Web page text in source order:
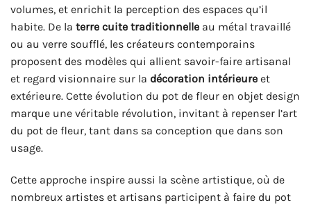
volumes, et enrichit la perception des espaces qu’il
habite. De la terre cuite traditionnelle au métal travaillé
ou au verre soufflé, les créateurs contemporains
proposent des modèles qui allient savoir-faire artisanal
et regard visionnaire sur la décoration intérieure et
extérieure. Cette évolution du pot de fleur en objet design
marque une véritable révolution, invitant à repenser l’art
du pot de fleur, tant dans sa conception que dans son
usage.
Cette approche inspire aussi la scène artistique, où de
nombreux artistes et artisans participent à faire du pot